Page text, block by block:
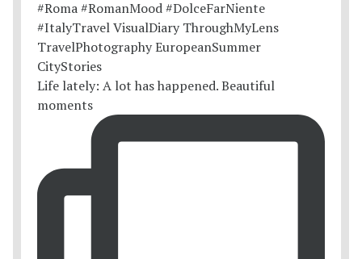
Life lately: A lot has happened. Beautiful
moments